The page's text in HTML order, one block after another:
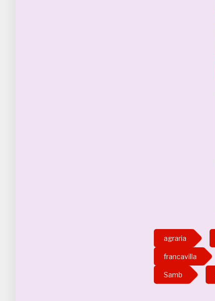
agraria
francavilla
Samb